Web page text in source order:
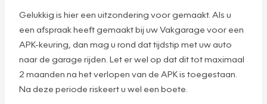
Gelukkig is hier een uitzondering voor gemaakt. Als u
een afspraak heeft gemaakt bij uw Vakgarage voor een
APK-keuring, dan mag u rond dat tijdstip met uw auto
naar de garage rijden. Let er wel op dat dit tot maximaal
2 maanden na het verlopen van de APK is toegestaan.
Na deze periode riskeert u wel een boete.